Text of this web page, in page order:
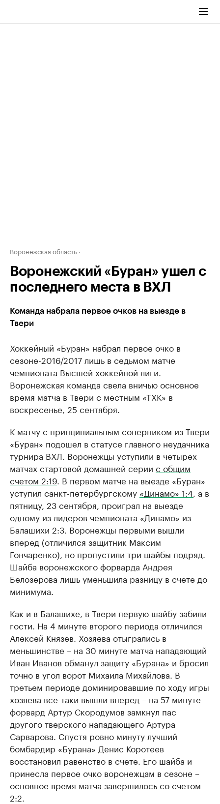
Воронежская область
Воронежский «Буран» ушел с
последнего места в ВХЛ
Команда набрала первое очков на выезде в
Твери
Хоккейный «Буран» набрал первое очко в
сезоне-2016/2017 лишь в седьмом матче
чемпионата Высшей хоккейной лиги.
Воронежская команда свела вничью основное
время матча в Твери с местным «ТХК» в
воскресенье, 25 сентября.
К матчу с принципиальным соперником из Твери
«Буран» подошел в статусе главного неудачника
турнира ВХЛ. Воронежцы уступили в четырех
матчах стартовой домашней серии с общим
счетом 2:19 . В первом матче на выезде «Буран»
уступил санкт-петербургскому «Динамо» 1:4 , а в
пятницу, 23 сентября, проиграл на выезде
одному из лидеров чемпионата «Динамо» из
Балашихи 2:3. Воронежцы первыми вышли
вперед (отличился защитник Максим
Гончаренко), но пропустили три шайбы подряд.
Шайба воронежского форварда Андрея
Белозерова лишь уменьшила разницу в счете до
минимума.
Как и в Балашихе, в Твери первую шайбу забили
гости. На 4 минуте второго периода отличился
Алексей Князев. Хозяева отыгрались в
меньшинстве – на 30 минуте матча нападающий
Иван Иванов обманул защиту «Бурана» и бросил
точно в угол ворот Михаила Михайлова. В
третьем периоде доминировавшие по ходу игры
хозяева все-таки вышли вперед – на 57 минуте
форвард Артур Скородумов замкнул пас
другого тверского нападающего Артура
Сарварова. Спустя ровно минуту лучший
бомбардир «Бурана» Денис Коротеев
восстановил равенство в счете. Его шайба и
принесла первое очко воронежцам в сезоне –
основное время матча завершилось со счетом
2:2.